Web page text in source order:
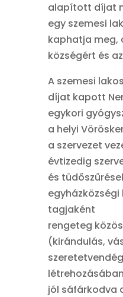
alapított díjat
egy szemesi
kaphatja meg,
községért és
A szemesi
díjat kapott
egykori
a helyi
a szervezet
évtizedig
és
tagjaként
rengeteg
(kirándulás,
jól sáfárkodva